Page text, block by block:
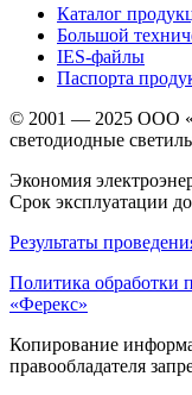
Каталог
Большой
IES-файлы
Паспорта
© 2001 — 2025 ООО
светодиодные
Экономия
Срок эксплуатации
Результаты
Политика
«Ферекс»
Копирование
правообладателя